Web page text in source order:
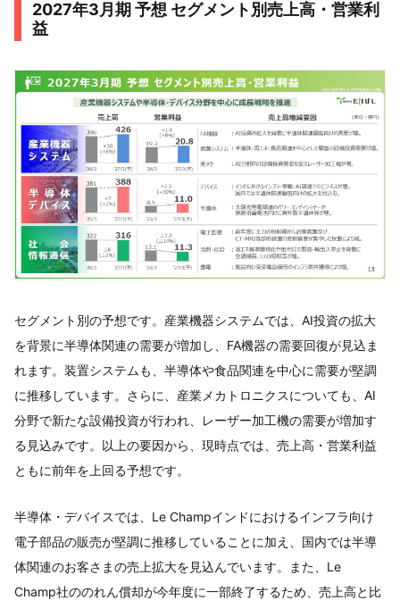
2027年3月期 予想 セグメント別売上高・営業利
益
セグメント別の予想です。産業機器システムでは、AI投資の拡大
を背景に半導体関連の需要が増加し、FA機器の需要回復が見込ま
れます。装置システムも、半導体や食品関連を中心に需要が堅調
に推移しています。さらに、産業メカトロニクスについても、AI
分野で新たな設備投資が行われ、レーザー加工機の需要が増加す
る見込みです。以上の要因から、現時点では、売上高・営業利益
ともに前年を上回る予想です。
半導体・デバイスでは、Le Champインドにおけるインフラ向け
電子部品の販売が堅調に推移していることに加え、国内では半導
体関連のお客さまの売上拡大を見込んでいます。また、Le
Champ社ののれん償却が今年度に一部終了するため、売上高と比